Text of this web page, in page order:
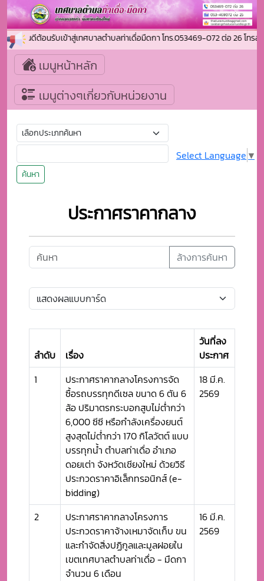
ยินดีต้อนรับเข้าสู่เทศบาลตำบลท่าเดื่อมืดกา โทร.053469-072 ต่อ 26 โทรส
เมนูหน้าหลัก
เมนูต่างๆเกี่ยวกับหน่วยงาน
ค้นหา
Select Language ▼
ประกาศราคากลาง
ล้างการค้นหา
ลำดับ เรื่อง
วันที่ลง
ประกาศ
1
ประกาศราคากลางโครงการจัด
ซื้อรถบรรทุกดีเซล ขนาด 6 ตัน 6
ล้อ ปริมาตรกระบอกสูบไม่ต่ำกว่า
6,000 ซีซี หรือกำลังเครื่องยนต์
สูงสุดไม่ต่ำกว่า 170 กิโลวัตต์ แบบ
บรรทุกน้ำ ตำบลท่าเดื่อ อำเภอ
ดอยเต่า จังหวัดเชียงใหม่ ด้วยวิธี
ประกวดราคาอิเล็กทรอนิกส์ (e-
bidding)
18 มี.ค.
2569
2
ประกาศราคากลางโครงการ
ประกวดราคาจ้างเหมาจัดเก็บ ขน
และกำจัดสิ่งปฏิกูลและมูลฝอยใน
เขตเทศบาลตำบลท่าเดื่อ - มืดกา
จำนวน 6 เดือน
16 มี.ค.
2569